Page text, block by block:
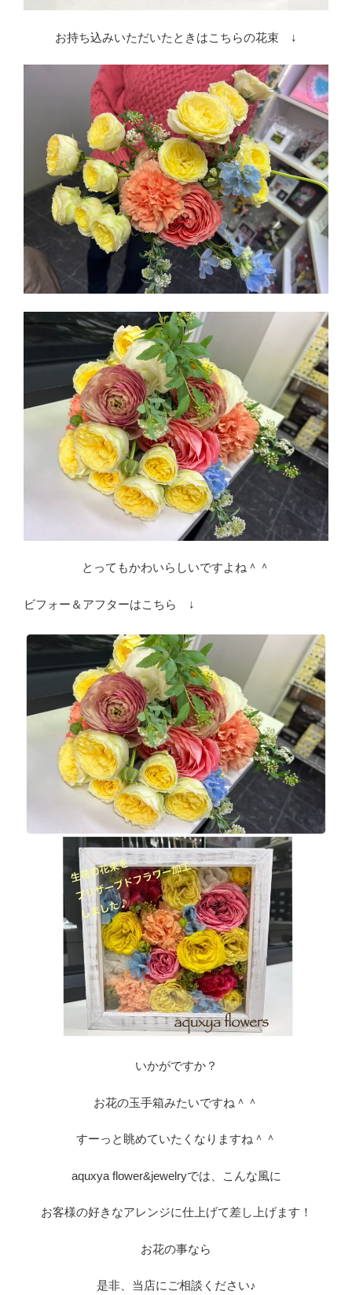
お持ち込みいただいたときはこちらの花束 ↓
とってもかわいらしいですよね＾＾
ビフォー＆アフターはこちら ↓
いかがですか？
お花の玉手箱みたいですね＾＾
すーっと眺めていたくなりますね＾＾
aquxya flower&jewelryでは、こんな風に
お客様の好きなアレンジに仕上げて差し上げます！
お花の事なら
是非、当店にご相談ください♪